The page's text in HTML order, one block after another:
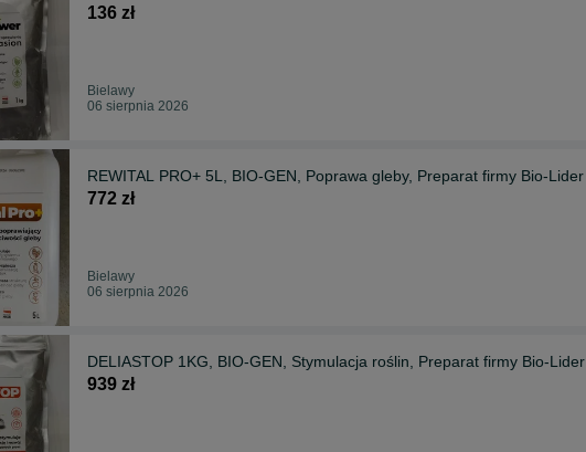
136 zł
Bielawy
06 sierpnia 2026
REWITAL PRO+ 5L, BIO-GEN, Poprawa gleby, Preparat firmy Bio-Lider
772 zł
Bielawy
06 sierpnia 2026
DELIASTOP 1KG, BIO-GEN, Stymulacja roślin, Preparat firmy Bio-Lider
939 zł